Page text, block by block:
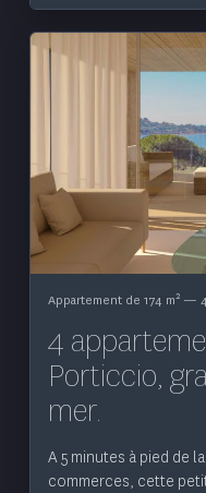
Appartement de 174 m2— 4
4
Porticcio,
mer.
A 5 minutes à pied de
commerces, cette